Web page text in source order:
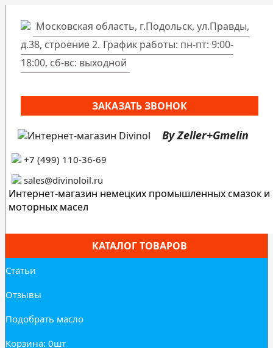
Московская область, г.Подольск, ул.Правды,
д.38, строение 2. График работы: пн-пт: 9:00-
18:00, сб-вс: выходной
ЗАКАЗАТЬ ЗВОНОК
By Zeller+Gmelin
+7 (499) 110-36-69
sales@divinoloil.ru
Интернет-магазин немецких промышленных смазок и
моторных масел
КАТАЛОГ ТОВАРОВ
Статьи
Отзывы
Подобрать масло
Корзина: 0шт